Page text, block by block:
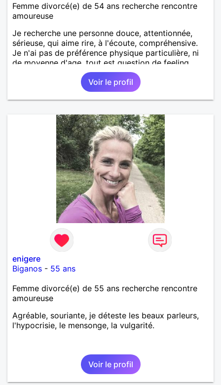
Femme divorcé(e) de 54 ans recherche rencontre
amoureuse
Je recherche une personne douce, attentionnée,
sérieuse, qui aime rire, à l'écoute, compréhensive.
Je n'ai pas de préférence physique particulière, ni
de moyenne d'age, tout est question de feeling.
Voir le profil
enigere
Biganos - 55 ans
Femme divorcé(e) de 55 ans recherche rencontre
amoureuse
Agréable, souriante, je déteste les beaux parleurs,
l'hypocrisie, le mensonge, la vulgarité.
Voir le profil